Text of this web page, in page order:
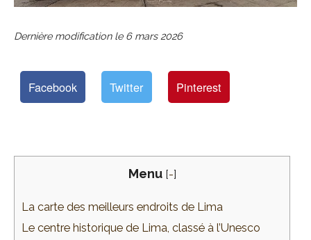
Dernière modification le 6 mars 2026
Facebook Twitter Pinterest
Menu [-]
La carte des meilleurs endroits de Lima
Le centre historique de Lima, classé à l’Unesco